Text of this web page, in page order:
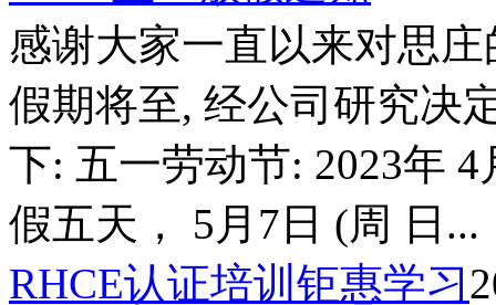
感谢大家一直以来对思
假期将至, 经公司研究决
下: 五一劳动节: 2023年
假五天， 5月7日 (周 日...
RHCE认证培训钜惠学习